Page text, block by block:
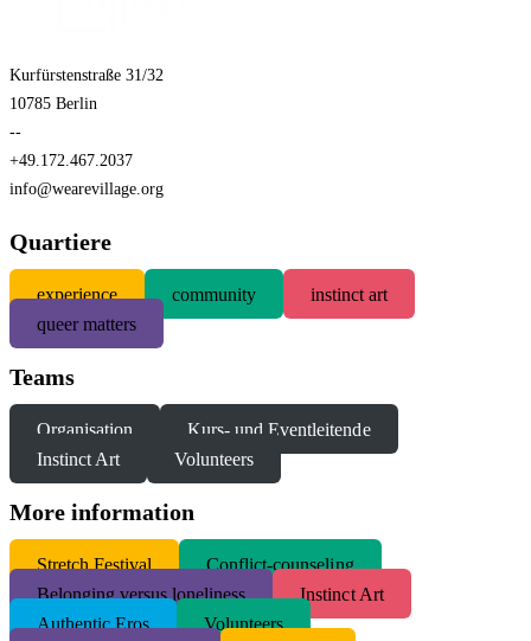
Kurfürstenstraße 31/32
10785 Berlin
--
+49.172.467.2037
info@wearevillage.org
Quartiere
experience community
instinct art
queer matters
Teams
Organisation
Kurs- und Eventleitende
Instinct Art
Volunteers
More information
Stretch Festival
Conflict-counseling
Belonging versus loneliness
Instinct Art
Authentic Eros
Volunteers